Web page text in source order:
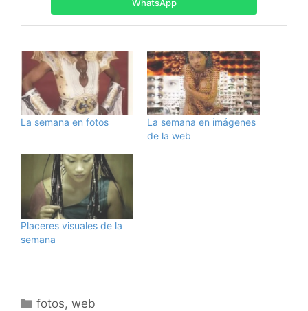
WhatsApp
La semana en fotos
La semana en imágenes
de la web
Placeres visuales de la
semana
Categorías
fotos,web